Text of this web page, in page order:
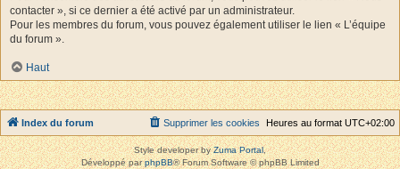
contacter », si ce dernier a été activé par un administrateur.
Pour les membres du forum, vous pouvez également utiliser le lien « L’équipe
du forum ».
Haut
Index du forum Heures au format UTC+02:00
Supprimer les cookies
Style developer byZuma Portal,
Développé parphpBB® Forum Software © phpBB Limited